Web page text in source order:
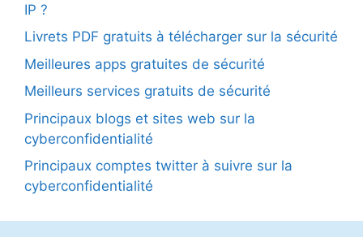
IP ?
Livrets PDF gratuits à télécharger sur la sécurité
Meilleures apps gratuites de sécurité
Meilleurs services gratuits de sécurité
Principaux blogs et sites web sur la
cyberconfidentialité
Principaux comptes twitter à suivre sur la
cyberconfidentialité